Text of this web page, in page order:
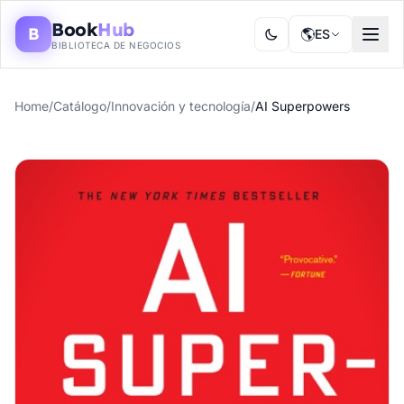
B BookHub
BIBLIOTECA DE NEGOCIOS
🌎ES
Home/Catálogo/Innovación y tecnología/AI Superpowers